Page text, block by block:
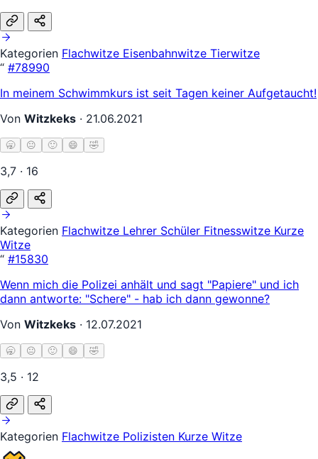
Kategorien Flachwitze Eisenbahnwitze Tierwitze
“ #78990
In meinem Schwimmkurs ist seit Tagen keiner Aufgetaucht!
Von Witzkeks · 21.06.2021
🥱 😐 🙂 😄 🤣
3,7 · 16
Kategorien Flachwitze Lehrer Schüler Fitnesswitze Kurze
Witze
“ #15830
Wenn mich die Polizei anhält und sagt "Papiere" und ich
dann antworte: "Schere" - hab ich dann gewonne?
Von Witzkeks · 12.07.2021
🥱 😐 🙂 😄 🤣
3,5 · 12
Kategorien Flachwitze Polizisten Kurze Witze